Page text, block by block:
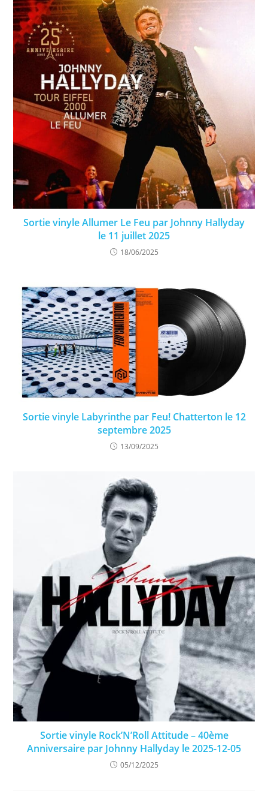
Sortie vinyle Allumer Le Feu par Johnny Hallyday
le 11 juillet 2025
18/06/2025
Sortie vinyle Labyrinthe par Feu! Chatterton le 12
septembre 2025
13/09/2025
Sortie vinyle Rock’N’Roll Attitude – 40ème
Anniversaire par Johnny Hallyday le 2025-12-05
05/12/2025